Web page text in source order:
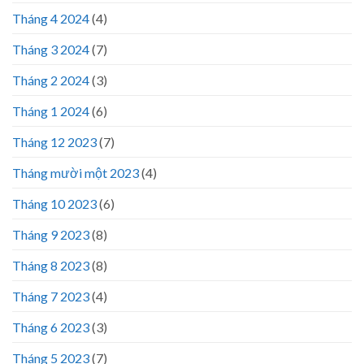
Tháng 4 2024(4)
Tháng 3 2024(7)
Tháng 2 2024(3)
Tháng 1 2024(6)
Tháng 12 2023(7)
Tháng mười một 2023(4)
Tháng 10 2023(6)
Tháng 9 2023(8)
Tháng 8 2023(8)
Tháng 7 2023(4)
Tháng 6 2023(3)
Tháng 5 2023(7)